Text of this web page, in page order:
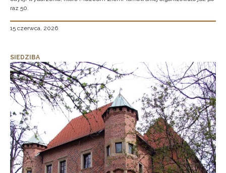
raz 50.
15 czerwca, 2026
SIEDZIBA